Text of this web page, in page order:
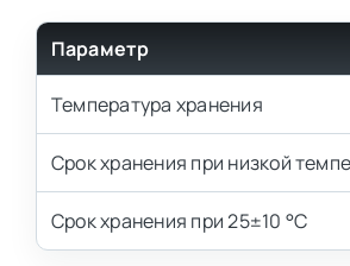
Параметр
Температура хранения
Срок хранения при низкой
Срок хранения при 25±10 °С